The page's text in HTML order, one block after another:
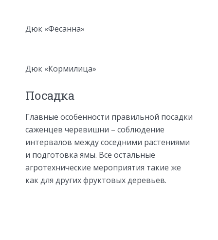
Дюк «Фесанна»
Дюк «Кормилица»
Посадка
Главные особенности правильной посадки
саженцев черевишни – соблюдение
интервалов между соседними растениями
и подготовка ямы. Все остальные
агротехнические мероприятия такие же
как для других фруктовых деревьев.